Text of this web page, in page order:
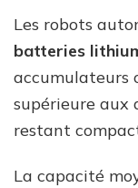
Les robots
batteries
accumulateurs
supérieure aux
restant
La capacité